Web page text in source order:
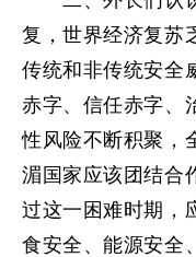
复，世界经济复苏
传统和非传统安全
赤字、信任赤字、
性风险不断积聚，
湄国家应该团结合
过这一困难时期，
食安全、能源安全